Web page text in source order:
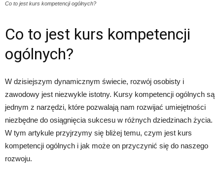
Co to jest kurs kompetencji ogólnych?
Co to jest kurs kompetencji
ogólnych?
W dzisiejszym dynamicznym świecie, rozwój osobisty i
zawodowy jest niezwykle istotny. Kursy kompetencji ogólnych są
jednym z narzędzi, które pozwalają nam rozwijać umiejętności
niezbędne do osiągnięcia sukcesu w różnych dziedzinach życia.
W tym artykule przyjrzymy się bliżej temu, czym jest kurs
kompetencji ogólnych i jak może on przyczynić się do naszego
rozwoju.